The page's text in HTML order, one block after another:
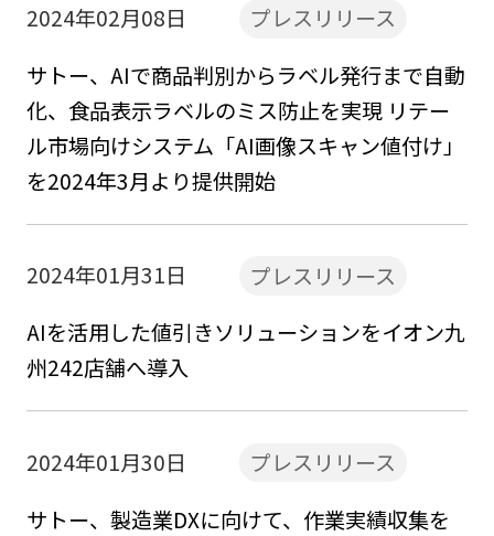
2024年02月08日
プレスリリース
サトー、AIで商品判別からラベル発行まで自動
化、食品表示ラベルのミス防止を実現 リテー
ル市場向けシステム「AI画像スキャン値付け」
を2024年3月より提供開始
2024年01月31日
プレスリリース
AIを活用した値引きソリューションをイオン九
州242店舗へ導入
2024年01月30日
プレスリリース
サトー、製造業DXに向けて、作業実績収集を